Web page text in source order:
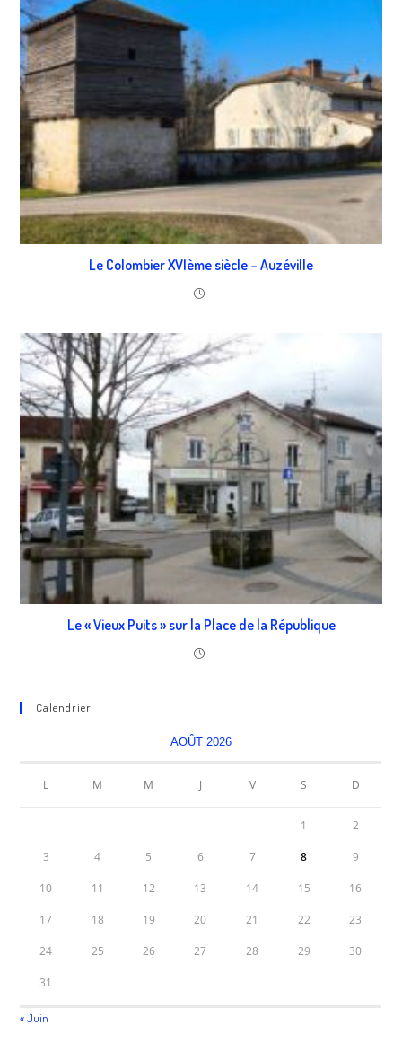
Le Colombier XVIème siècle – Auzéville
Le « Vieux Puits » sur la Place de la République
Calendrier
AOÛT 2026
L M M J V S D
1 2
3 4 5 6 7 8 9
10 11 12 13 14 15 16
17 18 19 20 21 22 23
24 25 26 27 28 29 30
31
« Juin